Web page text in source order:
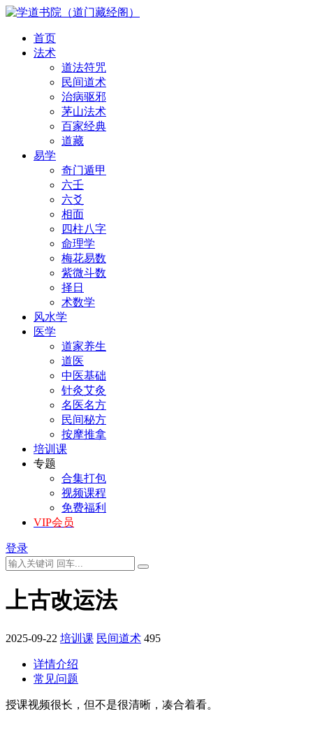
首页
法术
道法符咒
民间道术
治病驱邪
茅山法术
百家经典
道藏
易学
奇门遁甲
六壬
六爻
相面
四柱八字
命理学
梅花易数
紫微斗数
择日
术数学
风水学
医学
道家养生
道医
中医基础
针灸艾灸
名医名方
民间秘方
按摩推拿
培训课
专题
合集打包
视频课程
免费福利
VIP会员
登录
上古改运法
2025-09-22 培训课 民间道术 495
详情介绍
常见问题
授课视频很长，但不是很清晰，凑合着看。